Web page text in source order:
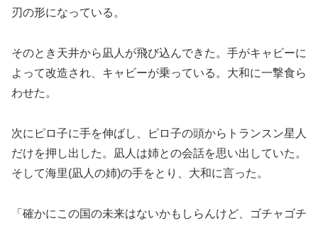
刃の形になっている。
そのとき天井から凪人が飛び込んできた。手がキャビーに
よって改造され、キャビーが乗っている。大和に一撃食ら
わせた。
次にピロ子に手を伸ばし、ピロ子の頭からトランスン星人
だけを押し出した。凪人は姉との会話を思い出していた。
そして海里(凪人の姉)の手をとり、大和に言った。
「確かにこの国の未来はないかもしらんけど、ゴチャゴチ